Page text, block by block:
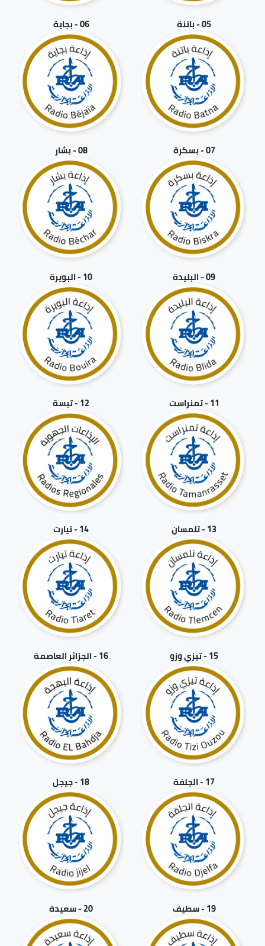
05 - باتنة 06 - بجاية
07 - بسكرة 08 - بشار
09 - البليدة 10 - البويرة
11 - تمنراست 12 - تبسة
13 - تلمسان 14 - تيارت
15 - تيزي وزو 16 - الجزائر العاصمة
17 - الجلفة 18 - جيجل
19 - سطيف 20 - سعيدة